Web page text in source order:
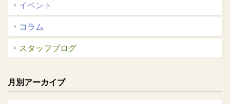
イベント
コラム
スタッフブログ
月別アーカイブ